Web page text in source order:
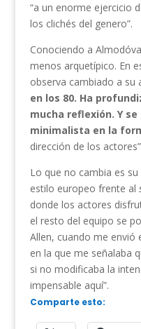
“a un enorme ejercicio
los clichés del genero”.
Conociendo a
menos arquetípico. En
observa cambiado a su
en los 80. Ha
mucha reflexión. Y
minimalista en la
dirección de los
Lo que no cambia es
estilo europeo frente al
donde los actores
el resto del equipo se
Allen, cuando me envió
en la que me señalaba
si no modificaba la
impensable aquí”.
Comparte esto: